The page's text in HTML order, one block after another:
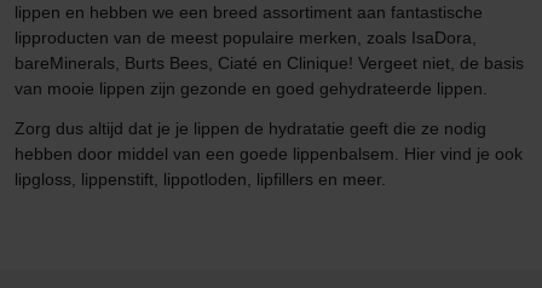
lippen en hebben we een breed assortiment aan fantastische
lipproducten van de meest populaire merken, zoals IsaDora,
bareMinerals, Burts Bees, Ciaté en Clinique! Vergeet niet, de basis
van mooie lippen zijn gezonde en goed gehydrateerde lippen.
Zorg dus altijd dat je je lippen de hydratatie geeft die ze nodig
hebben door middel van een goede lippenbalsem. Hier vind je ook
lipgloss, lippenstift, lippotloden, lipfillers en meer.